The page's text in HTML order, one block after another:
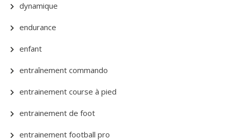
dynamique
endurance
enfant
entraînement commando
entrainement course à pied
entrainement de foot
entrainement football pro